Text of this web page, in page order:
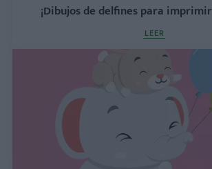
¡Dibujos de delfines para
LEER